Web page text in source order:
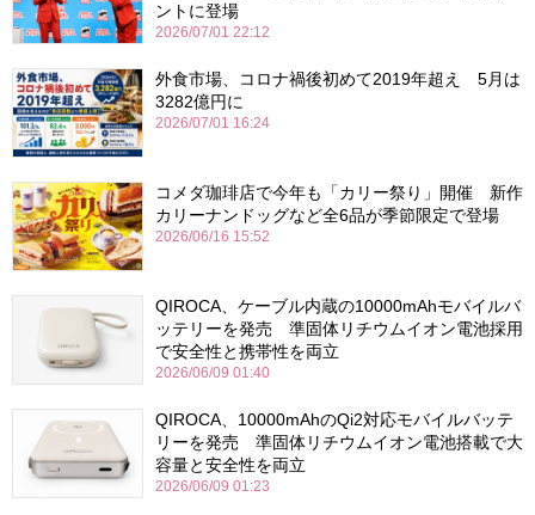
ントに登場
2026/07/01 22:12
外食市場、コロナ禍後初めて2019年超え 5月は
3282億円に
2026/07/01 16:24
コメダ珈琲店で今年も「カリー祭り」開催 新作
カリーナンドッグなど全6品が季節限定で登場
2026/06/16 15:52
QIROCA、ケーブル内蔵の10000mAhモバイルバ
ッテリーを発売 準固体リチウムイオン電池採用
で安全性と携帯性を両立
2026/06/09 01:40
QIROCA、10000mAhのQi2対応モバイルバッテ
リーを発売 準固体リチウムイオン電池搭載で大
容量と安全性を両立
2026/06/09 01:23